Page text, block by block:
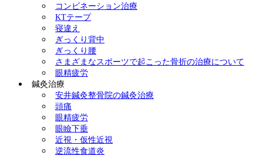
(野球肘 テニス肘 オスグッ
ド ジャンパー膝 足底筋膜
炎 成長痛) 交通事故治療
自律神経失調症(うつ病 パニ
ック障害) 美容鍼灸 ダイエ
ット(耳つぼ＆ラジオ波による
コンビネーション治療
KTテープ
寝違え
ぎっくり背中
ぎっくり腰
さまざまなスポーツで起こった骨折の治療について
眼精疲労
鍼灸治療
安井鍼灸整骨院の鍼灸治療
頭痛
眼精疲労
眼瞼下垂
近視・仮性近視
逆流性食道炎